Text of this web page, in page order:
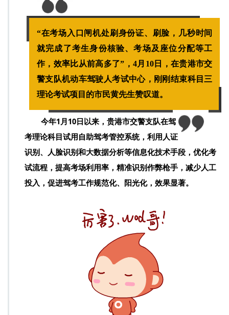
g
e
到
了
吗
“在考场入口闸机处刷身份证、刷脸，几秒时间
就完成了考生身份核验、考场及座位分配等工
作，效率比从前高多了”，4月10日，在贵港市交
警支队机动车驾驶人考试中心，刚刚结束科目三
理论考试项目的市民黄先生赞叹道。
今年1月10日以来， 贵港市交警支队在驾
考理论科目试用自助驾考管控系统，利用人证
识别、人脸识别和大数据分析等信息化技术手段 ，优化考
试流程，提高考场利用率，精准识别作弊枪手，减少人工
投入，促进驾考工作规范化、阳光化，效果显著。